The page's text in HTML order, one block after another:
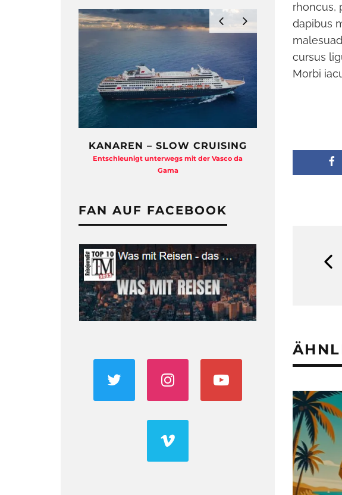
rhoncus,
dapibus
cursus
Morbi
KANAREN – SLOW CRUISING
Entschleunigt unterwegs mit der Vasco da
Gama
Eine
FAN AUF FACEBOOK